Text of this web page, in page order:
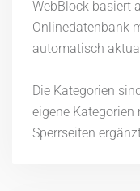
WebBlock basiert
Onlinedatenbank
automatisch
Die Kategorien
eigene
Sperrseiten